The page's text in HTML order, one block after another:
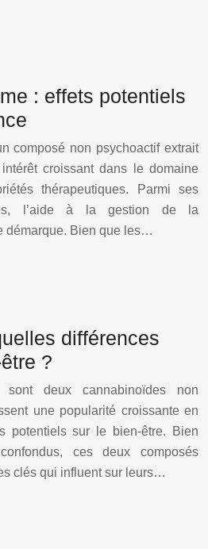
: effets potentiels
composé non psychoactif extrait
croissant dans le domaine
thérapeutiques. Parmi ses
l’aide à la gestion de la
démarque. Bien que les…
différences
?
deux cannabinoïdes non
une popularité croissante en
potentiels sur le bien-être. Bien
ces deux composés
clés qui influent sur leurs…